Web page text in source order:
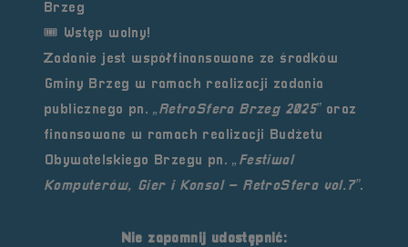
Brzeg
🎟 Wstęp wolny!
Zadanie jest współfinansowane ze środków
Gminy Brzeg w ramach realizacji zadania
publicznego pn.„RetroSfera Brzeg 2025”oraz
finansowane w ramach realizacji
Budżetu
Obywatelskiego Brzegu pn.„Festiwal
Komputerów, Gier i Konsol – RetroSfera vol.7”.
Nie zapomnij udostępnić: